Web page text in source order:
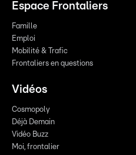
Espace Frontaliers
Famille
Emploi
Mobilité & Trafic
Frontaliers en questions
Vidéos
Cosmopoly
Déjà Demain
Vidéo Buzz
Moi, frontalier